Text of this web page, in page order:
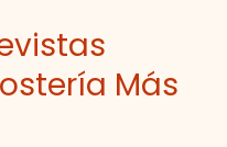
Más